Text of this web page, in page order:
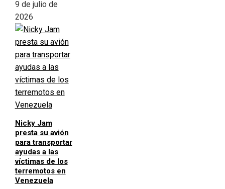
9 de julio de
2026
Nicky Jam
presta su avión
para transportar
ayudas a las
víctimas de los
terremotos en
Venezuela